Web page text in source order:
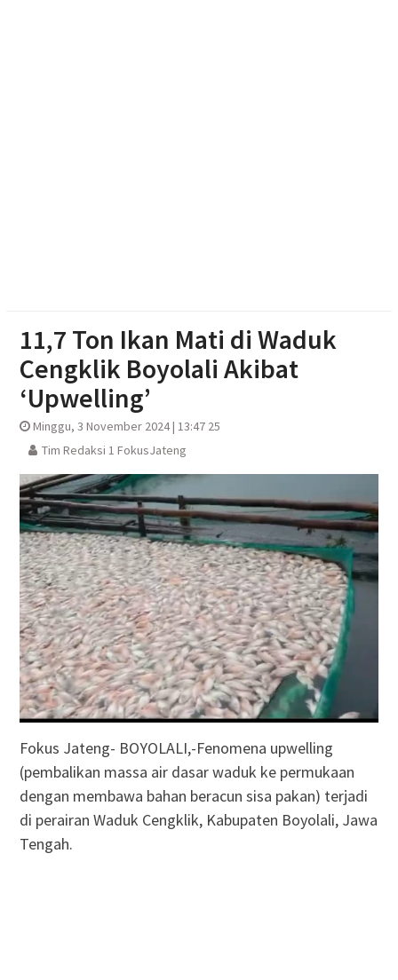
11,7 Ton Ikan Mati di Waduk
Cengklik Boyolali Akibat
‘Upwelling’
Minggu, 3 November 2024 | 13:47 25
Tim Redaksi 1 FokusJateng
Fokus Jateng- BOYOLALI,-Fenomena upwelling
(pembalikan massa air dasar waduk ke permukaan
dengan membawa bahan beracun sisa pakan) terjadi
di perairan Waduk Cengklik, Kabupaten Boyolali, Jawa
Tengah.